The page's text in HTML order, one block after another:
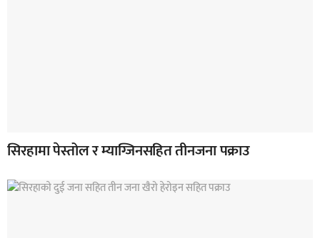
सिरहामा पेस्तोल र म्याग्जिनसहित तीनजना पक्राउ